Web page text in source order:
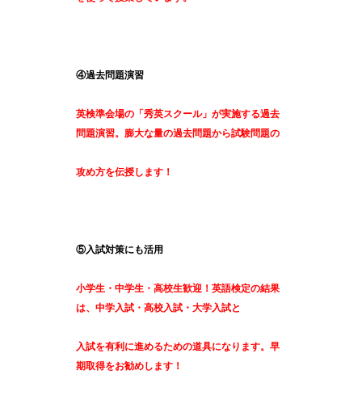
④過去問題演習
英検準会場の「秀英スクール」が実施する過去
問題演習。膨大な量の過去問題から試験問題の
攻め方を伝授します！
⑤入試対策にも活用
小学生・中学生・高校生歓迎！英語検定の結果
は、中学入試・高校入試・大学入試と
入試を有利に進めるための道具になります。早
期取得をお勧めします！